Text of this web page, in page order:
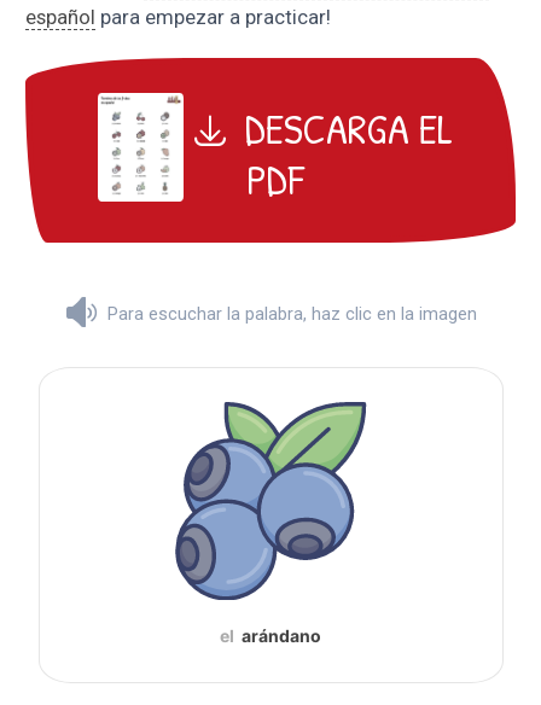
español para empezar a practicar!
DESCARGA EL
PDF
Para escuchar la palabra, haz clic en la imagen
el arándano